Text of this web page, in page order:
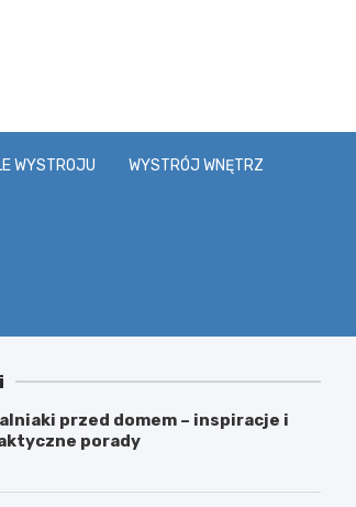
WYSTROJU WYSTRÓJ WNĘTRZ
przed domem – inspiracje i
porady